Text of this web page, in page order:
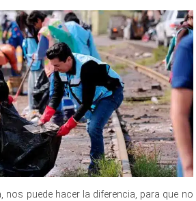
nos puede hacer la diferencia, para que no